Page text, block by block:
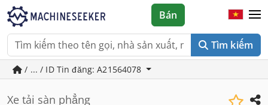
Tìm kiếm
Bán
/ ... / ID Tin đăng: A21564078
Xe tải sàn phẳng